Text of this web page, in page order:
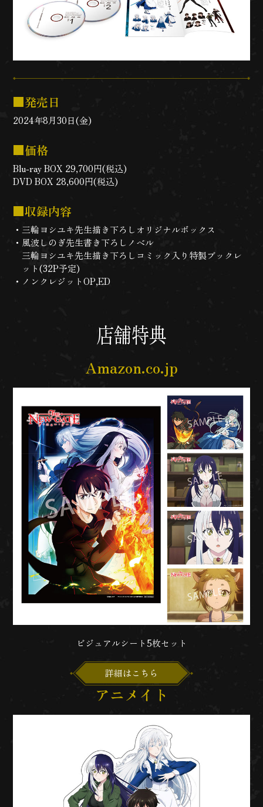
■発売日
2024年8月30日(金)
■価格
Blu-ray BOX 29,700円(税込)
DVD BOX 28,600円(税込)
■収録内容
三輪ヨシユキ先生描き下ろしオリジナルボックス
風波しのぎ先生書き下ろしノベル
三輪ヨシユキ先生描き下ろしコミック入り特製ブックレ
ット(32P予定)
ノンクレジットOP,ED
店舗特典
Amazon.co.jp
ビジュアルシート5枚セット
詳細はこちら
アニメイト